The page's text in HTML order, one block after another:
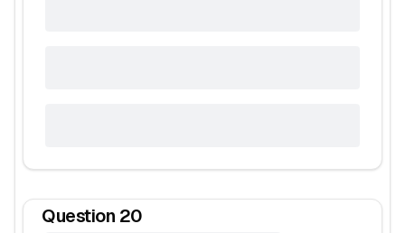
Question 20